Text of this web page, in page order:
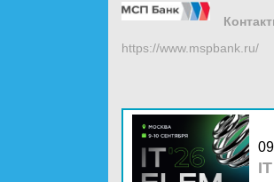
https://www.mspbank.ru/